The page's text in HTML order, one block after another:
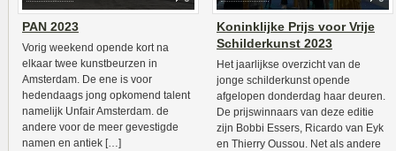
PAN 2023
Vorig weekend opende kort na
elkaar twee kunstbeurzen in
Amsterdam. De ene is voor
hedendaags jong opkomend talent
namelijk Unfair Amsterdam. de
andere voor de meer gevestigde
namen en antiek […]
Koninklijke Prijs voor Vrije
Schilderkunst 2023
Het jaarlijkse overzicht van de
jonge schilderkunst opende
afgelopen donderdag haar deuren.
De prijswinnaars van deze editie
zijn Bobbi Essers, Ricardo van Eyk
en Thierry Oussou. Net als andere